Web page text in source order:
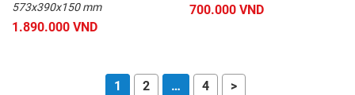
573x390x150 mm
1.890.000 VND
700.000 VND
1 2 … 4 >